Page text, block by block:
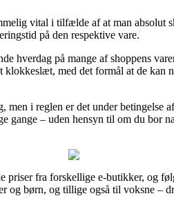
vital i tilfælde af at man absolut
på den respektive vare.
hverdag på mange af shoppens
med det formål at de kan
i reglen er det under betingelse
gange – uden hensyn til om du bor
fra forskellige e-butikker, og
og børn, og tillige også til voksne –